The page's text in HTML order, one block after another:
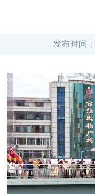
发布时间：